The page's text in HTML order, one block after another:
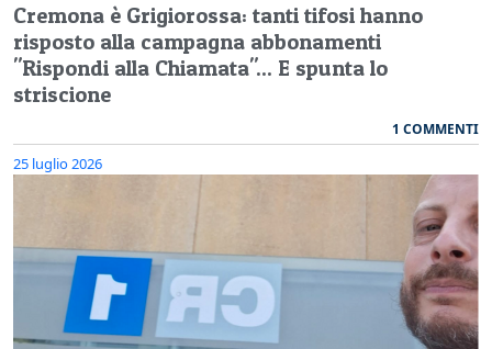
Cremona è Grigiorossa: tanti tifosi hanno
risposto alla campagna abbonamenti
"Rispondi alla Chiamata"... E spunta lo
striscione
1 COMMENTI
25 luglio 2026